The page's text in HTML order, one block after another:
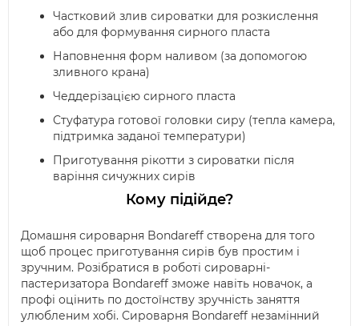
Частковий злив сироватки для розкислення
або для формування сирного пласта
Наповнення форм наливом (за допомогою
зливного крана)
Чеддерізацією сирного пласта
Стуфатура готової головки сиру (тепла камера,
підтримка заданої температури)
Приготування рікотти з сироватки після
варіння сичужних сирів
Кому підійде?
Домашня сироварня Bondareff створена для того
щоб процес приготування сирів був простим і
зручним. Розібратися в роботі сироварні-
пастеризатора Bondareff зможе навіть новачок, а
профі оцінить по достоїнству зручність заняття
улюбленим хобі. Сироварня Bondareff незамінний